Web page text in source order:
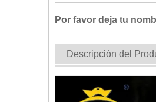
Por favor deja tu
Descripción del